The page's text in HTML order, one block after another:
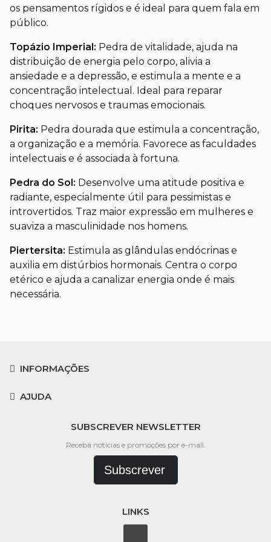
os pensamentos rígidos e é ideal para quem fala em
público.
Topázio Imperial: Pedra de vitalidade, ajuda na
distribuição de energia pelo corpo, alivia a
ansiedade e a depressão, e estimula a mente e a
concentração intelectual. Ideal para reparar
choques nervosos e traumas emocionais.
Pirita: Pedra dourada que estimula a concentração,
a organização e a memória. Favorece as faculdades
intelectuais e é associada à fortuna.
Pedra do Sol: Desenvolve uma atitude positiva e
radiante, especialmente útil para pessimistas e
introvertidos. Traz maior expressão em mulheres e
suaviza a masculinidade nos homens.
Piertersita: Estimula as glândulas endócrinas e
auxilia em distúrbios hormonais. Centra o corpo
etérico e ajuda a canalizar energia onde é mais
necessária.
INFORMAÇÕES
AJUDA
SUBSCREVER NEWSLETTER
Receba notícias e promoções por e-mail.
Subscrever
LINKS